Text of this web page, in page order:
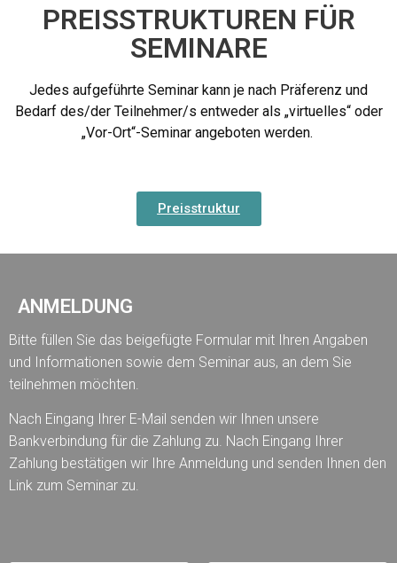
PREISSTRUKTUREN FÜR
SEMINARE
Jedes aufgeführte Seminar kann je nach Präferenz und
Bedarf des/der Teilnehmer/s entweder als „virtuelles“ oder
„Vor-Ort“-Seminar angeboten werden.
Preisstruktur
ANMELDUNG
Bitte füllen Sie das beigefügte Formular mit Ihren Angaben
und Informationen sowie dem Seminar aus, an dem Sie
teilnehmen möchten.
Nach Eingang Ihrer E-Mail senden wir Ihnen unsere
Bankverbindung für die Zahlung zu. Nach Eingang Ihrer
Zahlung bestätigen wir Ihre Anmeldung und senden Ihnen den
Link zum Seminar zu.